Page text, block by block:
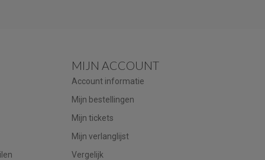
MIJN ACCOUNT
Account informatie
Mijn bestellingen
Mijn tickets
Mijn verlanglijst
Vergelijk